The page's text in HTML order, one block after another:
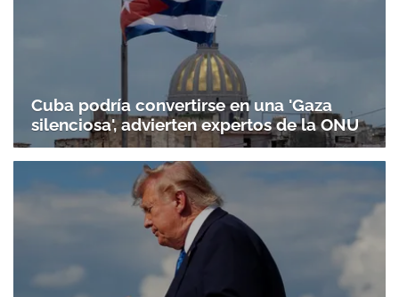
Cuba podría convertirse en una 'Gaza
silenciosa', advierten expertos de la ONU